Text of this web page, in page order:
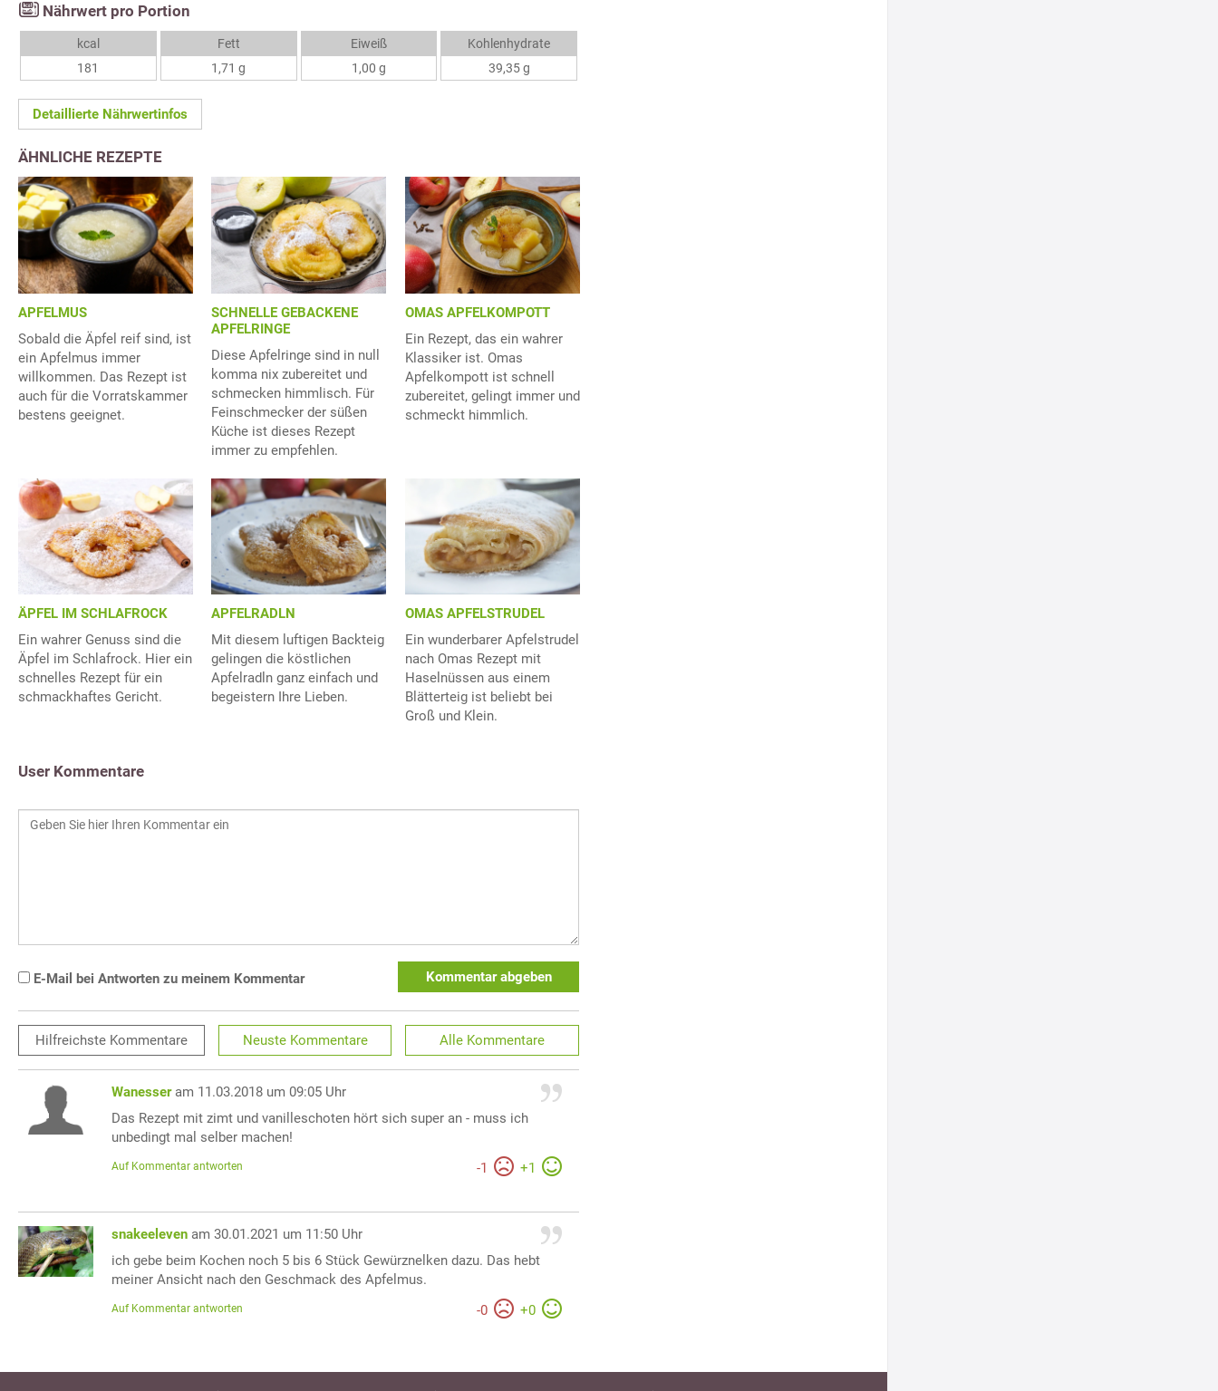
Nährwert pro Portion
kcal
181
Fett
1,71 g
Eiweiß
1,00 g
Kohlenhydrate
39,35 g
Detaillierte Nährwertinfos
ÄHNLICHE REZEPTE
APFELMUS
Sobald die Äpfel reif sind, ist
ein Apfelmus immer
willkommen. Das Rezept ist
auch für die Vorratskammer
bestens geeignet.
SCHNELLE GEBACKENE
APFELRINGE
Diese Apfelringe sind in null
komma nix zubereitet und
schmecken himmlisch. Für
Feinschmecker der süßen
Küche ist dieses Rezept
immer zu empfehlen.
OMAS APFELKOMPOTT
Ein Rezept, das ein wahrer
Klassiker ist. Omas
Apfelkompott ist schnell
zubereitet, gelingt immer und
schmeckt himmlich.
ÄPFEL IM SCHLAFROCK
Ein wahrer Genuss sind die
Äpfel im Schlafrock. Hier ein
schnelles Rezept für ein
schmackhaftes Gericht.
APFELRADLN
Mit diesem luftigen Backteig
gelingen die köstlichen
Apfelradln ganz einfach und
begeistern Ihre Lieben.
OMAS APFELSTRUDEL
Ein wunderbarer Apfelstrudel
nach Omas Rezept mit
Haselnüssen aus einem
Blätterteig ist beliebt bei
Groß und Klein.
User Kommentare
E-Mail bei Antworten zu meinem Kommentar Kommentar abgeben
Hilfreichste Kommentare Neuste Kommentare Alle Kommentare
Wanesser am 11.03.2018 um 09:05 Uhr
Das Rezept mit zimt und vanilleschoten hört sich super an - muss ich
unbedingt mal selber machen!
-1 +1
Auf Kommentar antworten
snakeeleven am 30.01.2021 um 11:50 Uhr
ich gebe beim Kochen noch 5 bis 6 Stück Gewürznelken dazu. Das hebt
meiner Ansicht nach den Geschmack des Apfelmus.
-0 +0
Auf Kommentar antworten